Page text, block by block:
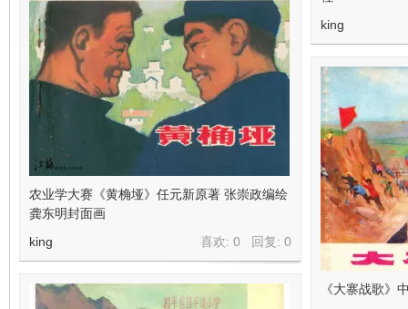
king
农业学大赛《黄桷垭》任元新原著 张崇政编绘
龚东明封面画
喜欢: 0 回复: 0
king
《大寨战歌》